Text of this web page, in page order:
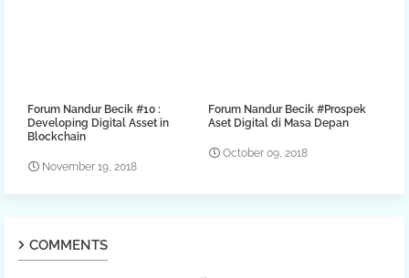
Forum Nandur Becik #10 :
Developing Digital Asset in
Blockchain
November 19, 2018
Forum Nandur Becik #Prospek
Aset Digital di Masa Depan
October 09, 2018
COMMENTS